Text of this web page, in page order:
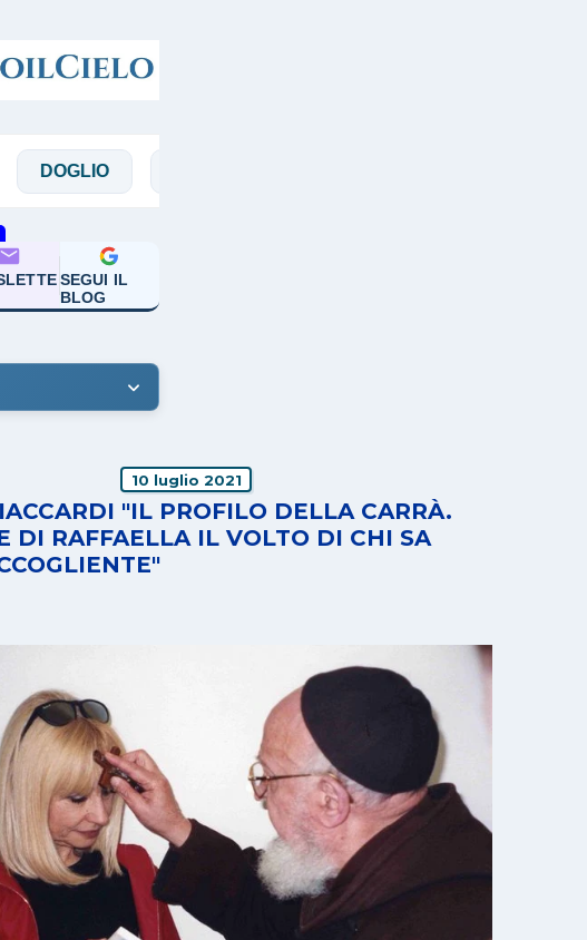
MAGGI
SEGUI IL
BLOG
10 luglio 2021
"IL PROFILO DELLA CARRÀ.
DI RAFFAELLA IL VOLTO DI CHI SA